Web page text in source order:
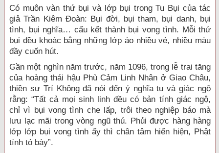
Có muôn vàn thứ bụi và lớp bụi trong Tu Bụi của tác
giả Trần Kiêm Đoàn: Bụi đời, bụi tham, bụi danh, bụi
tình, bụi nghĩa… cấu kết thành bụi vong tình. Mỗi thứ
bụi đều khoác bằng những lớp áo nhiều vẻ, nhiều màu
đầy cuốn hút.
Gần một nghìn năm trước, năm 1096, trong lễ trai tăng
của hoàng thái hậu Phù Cảm Linh Nhân ở Giao Châu,
thiền sư Trí Không đã nói đến ý nghĩa tu và giác ngộ
rằng: “Tất cả mọi sinh linh đều có bản tính giác ngộ,
chỉ vì bụi vong tình che lấp, trôi theo nghiệp báo mà
lưu lạc mãi trong vòng ngũ thú. Phủi được hàng hàng
lớp lớp bụi vong tình ấy thì chân tâm hiển hiện, Phật
tính tỏ bày”.